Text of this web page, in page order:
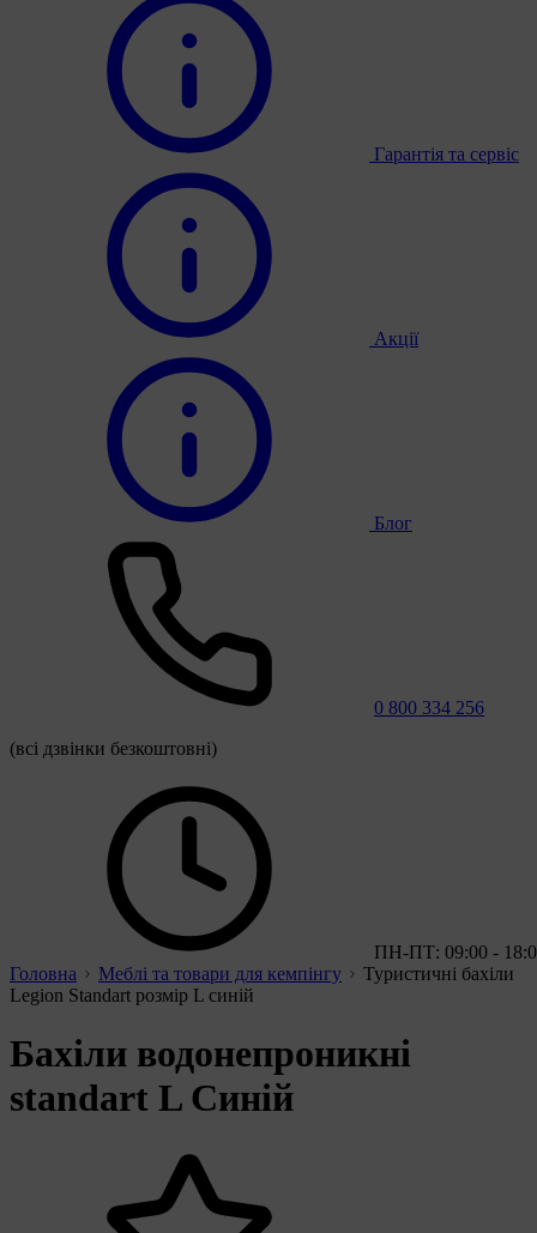
Гарантія та сервіс
Акції
Блог
0 800 334 256
(всі дзвінки безкоштовні)
ПН-ПТ: 09:00 -
Головна
Меблі та товари для кемпінгу
Туристичні бахіли
Legion Standart розмір L синій
Бахіли водонепроникні
standart L Синій